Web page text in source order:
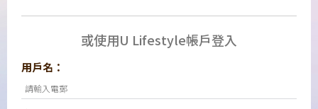
或使用U Lifestyle帳戶登入
用戶名：